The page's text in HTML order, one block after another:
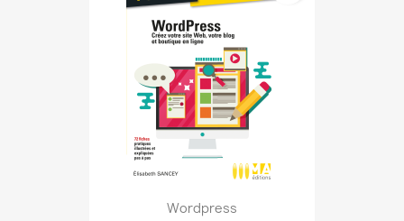
Wordpress